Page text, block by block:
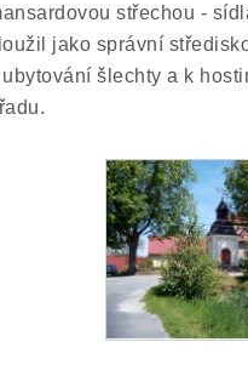
střechou -
jako správní
ubytování šlechty a k